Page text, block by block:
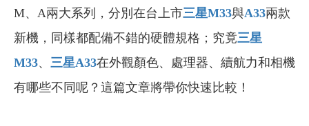
M、A兩大系列，分別在台上市三星M33與A33兩款
新機，同樣都配備不錯的硬體規格；究竟三星
M33、 三星A33在外觀顏色、處理器、續航力和相機
有哪些不同呢？這篇文章將帶你快速比較！